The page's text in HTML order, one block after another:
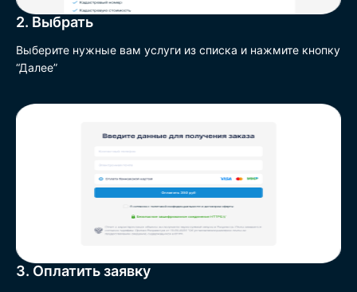
2. Выбрать
Выберите нужные вам услуги из списка и нажмите кнопку
“Далее”
3. Оплатить заявку